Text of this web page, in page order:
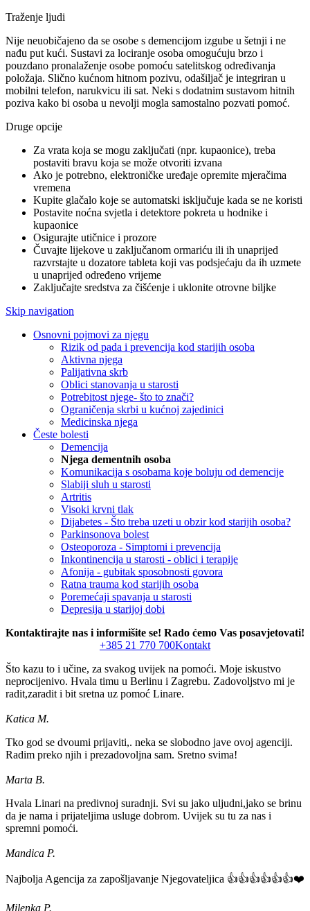
Traženje ljudi
Nije neuobičajeno da se osobe s demencijom izgube u šetnji i ne
nađu put kući. Sustavi za lociranje osoba omogućuju brzo i
pouzdano pronalaženje osobe pomoću satelitskog određivanja
položaja. Slično kućnom hitnom pozivu, odašiljač je integriran u
mobilni telefon, narukvicu ili sat. Neki s dodatnim sustavom hitnih
poziva kako bi osoba u nevolji mogla samostalno pozvati pomoć.
Druge opcije
Za vrata koja se mogu zaključati (npr. kupaonice), treba
postaviti bravu koja se može otvoriti izvana
Ako je potrebno, elektroničke uređaje opremite mjeračima
vremena
Kupite glačalo koje se automatski isključuje kada se ne koristi
Postavite noćna svjetla i detektore pokreta u hodnike i
kupaonice
Osigurajte utičnice i prozore
Čuvajte lijekove u zaključanom ormariću ili ih unaprijed
razvrstajte u dozatore tableta koji vas podsjećaju da ih uzmete
u unaprijed određeno vrijeme
Zaključajte sredstva za čišćenje i uklonite otrovne biljke
Skip navigation
Osnovni pojmovi za njegu
Rizik od pada i prevencija kod starijih osoba
Aktivna njega
Palijativna skrb
Oblici stanovanja u starosti
Potrebitost njege- što to znači?
Ograničenja skrbi u kućnoj zajedinici
Medicinska njega
Česte bolesti
Demencija
Njega dementnih osoba
Komunikacija s osobama koje boluju od demencije
Slabiji sluh u starosti
Artritis
Visoki krvni tlak
Dijabetes - Što treba uzeti u obzir kod starijih osoba?
Parkinsonova bolest
Osteoporoza - Simptomi i prevencija
Inkontinencija u starosti - oblici i terapije
Afonija - gubitak sposobnosti govora
Ratna trauma kod starijih osoba
Poremećaji spavanja u starosti
Depresija u starijoj dobi
Kontaktirajte nas i informišite se! Rado ćemo Vas posavjetovati!
+385 21 770 700Kontakt
Što kazu to i učine, za svakog uvijek na pomoći. Moje iskustvo
neprocijenivo. Hvala timu u Berlinu i Zagrebu. Zadovoljstvo mi je
radit,zaradit i bit sretna uz pomoć Linare.
Katica M.
Tko god se dvoumi prijaviti,. neka se slobodno jave ovoj agenciji.
Radim preko njih i prezadovoljna sam. Sretno svima!
Marta B.
Hvala Linari na predivnoj suradnji. Svi su jako uljudni,jako se brinu
da je nama i prijateljima usluge dobrom. Uvijek su tu za nas i
spremni pomoći.
Mandica P.
Najbolja Agencija za zapošljavanje Njegovateljica 👍👍👍👍👍👍❤️
Milenka P.